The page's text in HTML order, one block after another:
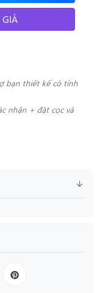
GIÁ
bạn thiết kế có tính
nhận + đặt cọc và